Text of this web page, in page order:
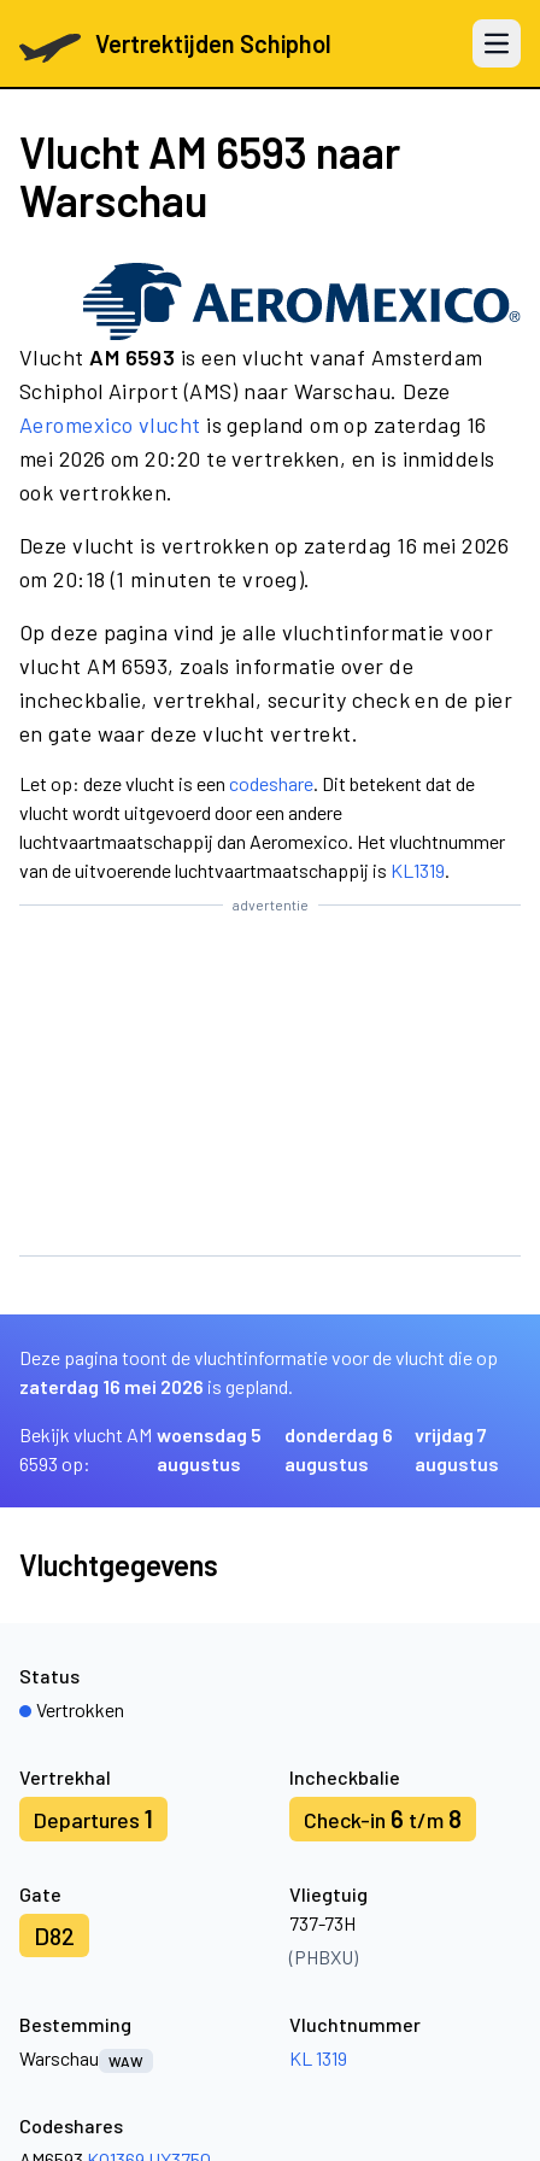
Vertrektijden Schiphol Open
Vlucht AM 6593 naar
Warschau
Vlucht AM 6593 is een vlucht vanaf Amsterdam
Schiphol Airport (AMS) naar Warschau. Deze
Aeromexico vlucht is gepland om op zaterdag 16
mei 2026 om 20:20 te vertrekken, en is inmiddels
ook vertrokken.
Deze vlucht is vertrokken op zaterdag 16 mei 2026
om 20:18 (1 minuten te vroeg).
Op deze pagina vind je alle vluchtinformatie voor
vlucht AM 6593, zoals informatie over de
incheckbalie, vertrekhal, security check en de pier
en gate waar deze vlucht vertrekt.
Let op: deze vlucht is een codeshare. Dit betekent dat de
vlucht wordt uitgevoerd door een andere
luchtvaartmaatschappij dan Aeromexico. Het vluchtnummer
van de uitvoerende luchtvaartmaatschappij is KL1319.
advertentie
Deze pagina toont de vluchtinformatie voor de vlucht die op
zaterdag 16 mei 2026 is gepland.
Bekijk vlucht AM
6593 op:
woensdag 5
augustus
donderdag 6
augustus
vrijdag 7
augustus
Vluchtgegevens
Vertrekhal
Departures 1
Incheckbalie
Check-in 6 t/m 8
Gate
D82
Vliegtuig
737-73H
(PHBXU)
Status
Vertrokken
Bestemming
Warschau
WAW
Vluchtnummer
KL 1319
Codeshares